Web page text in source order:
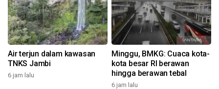
Air terjun dalam kawasan
TNKS Jambi
6 jam lalu
Minggu, BMKG: Cuaca kota-
kota besar RI berawan
hingga berawan tebal
6 jam lalu